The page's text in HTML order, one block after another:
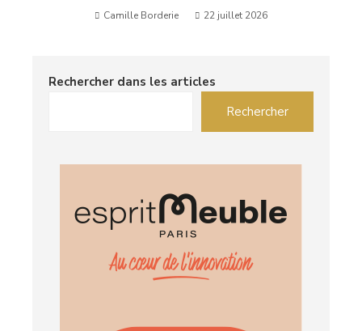
Camille Borderie 22 juillet 2026
Rechercher dans les articles
Rechercher